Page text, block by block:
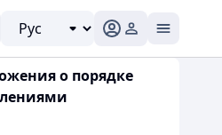
о порядке